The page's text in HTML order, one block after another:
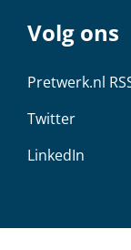
Volg ons
Pretwerk.nl
Twitter
LinkedIn